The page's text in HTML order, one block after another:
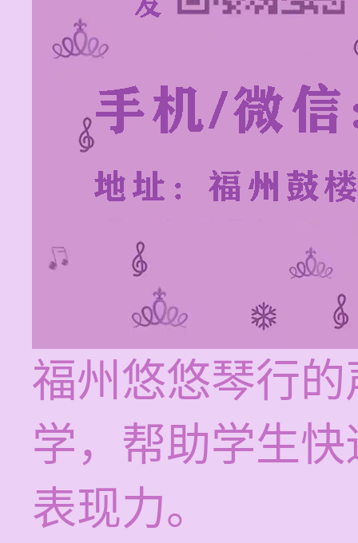
福州悠悠琴行
学，帮助学生
表现力。